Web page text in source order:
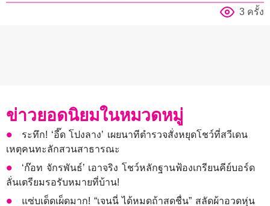
3 ครั้ง
ข่าวยอดนิยมในหมวดหมู่
ระทึก! ‘อี๊ด โปงลาง’ เผยนาทีตำรวจสั่งหยุดโชว์ที่สวีเดน
เหตุคนทะลักสวนสาธารณะ
‘ก๊อท จักรพันธ์’ เอาจริง โชว์หลักฐานฟ้องเกรียนคีย์บอร์ด
ลั่นเตรียมรอรับหมายที่บ้าน!
แซ่บเด็ดเผ็ดมาก! “เจนนี่ ได้หมดถ้าสดชื่น” สลัดผ้าอวดหุ่น